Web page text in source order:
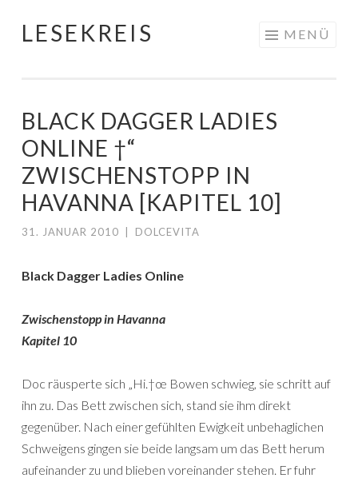
Springe
LESEKREIS MENÜ
BLACK DAGGER LADIES
ONLINE †“
ZWISCHENSTOPP IN
HAVANNA [KAPITEL 10]
31. JANUAR 2010 DOLCEVITA
Black Dagger Ladies Online
Zwischenstopp in Havanna
Kapitel 10
Doc räusperte sich „Hi.†œ Bowen schwieg, sie schritt auf
ihn zu. Das Bett zwischen sich, stand sie ihm direkt
gegenüber. Nach einer gefühlten Ewigkeit unbehaglichen
Schweigens gingen sie beide langsam um das Bett herum
aufeinander zu und blieben voreinander stehen. Er fuhr